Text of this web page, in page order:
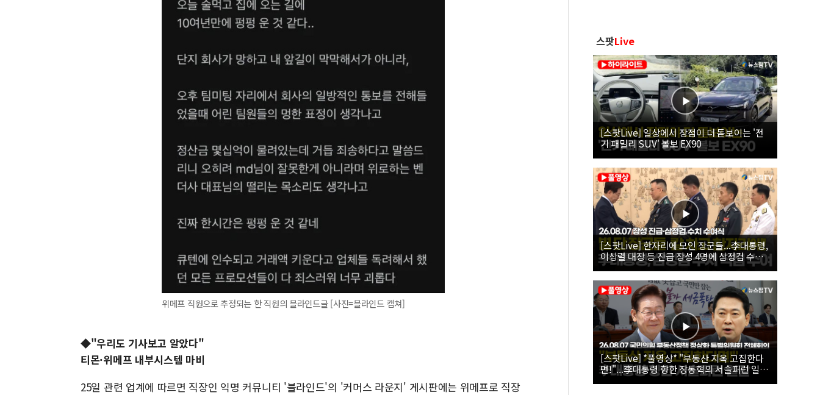
위메프 직원으로 추정되는 한 직원의 블라인드글 [사진=블라인드 캡쳐]
◆"우리도 기사보고 알았다"
티몬·위메프 내부시스템 마비
25일 관련 업계에 따르면 직장인 익명 커뮤니티 '블라인드'의 '커머스 라운지' 게시판에는 위메프로 직장
스팟Live
[스팟Live] 일상에서 장점이 더 돋보이는 '전
기 패밀리 SUV' 볼보 EX90
[스팟Live] 한자리에 모인 장군들...李대통령,
이상렬 대장 등 진급 장성 4명에 삼정검 수치
직접 수여｜26.08.07 장성 진급·삼정검 수치
수여식
[스팟Live] *풀영상* "부동산 지옥 고집한다
면!"...李대통령 향한 장동혁의 서슬퍼런 일갈
| 26.08.07 국민의힘 부동산정책 정상화 특별